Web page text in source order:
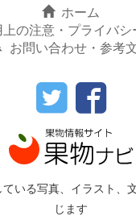
ホーム
上の注意・プライバ
お問い合わせ・参考
いる写真、イラスト、
じます